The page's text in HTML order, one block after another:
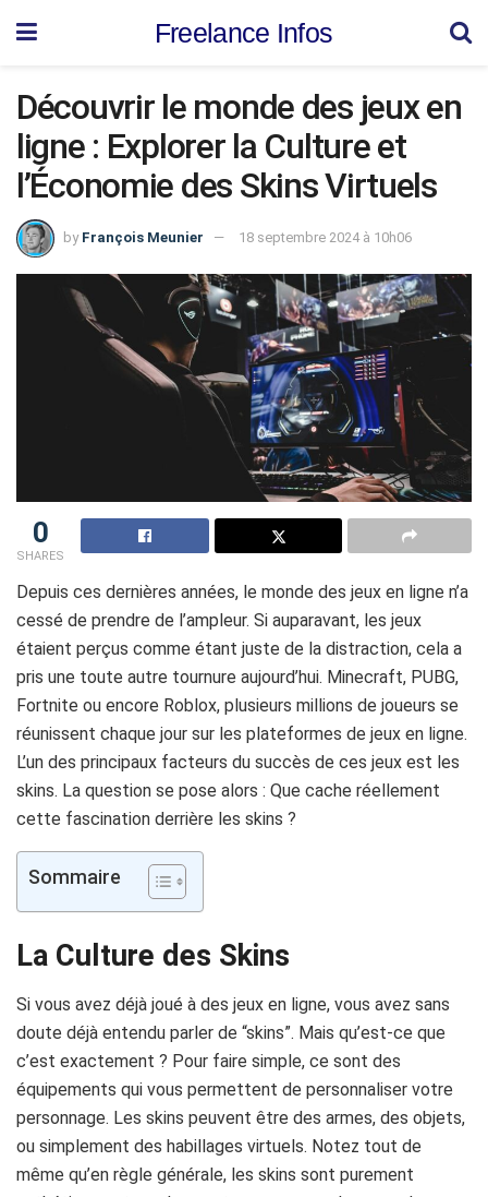
Freelance Infos
Découvrir le monde des jeux en
ligne : Explorer la Culture et
l’Économie des Skins Virtuels
by François Meunier 18 septembre 2024 à 10h06
0
SHARES
Depuis ces dernières années, le monde des jeux en ligne n’a
cessé de prendre de l’ampleur. Si auparavant, les jeux
étaient perçus comme étant juste de la distraction, cela a
pris une toute autre tournure aujourd’hui. Minecraft, PUBG,
Fortnite ou encore Roblox, plusieurs millions de joueurs se
réunissent chaque jour sur les plateformes de jeux en ligne.
L’un des principaux facteurs du succès de ces jeux est les
skins. La question se pose alors : Que cache réellement
cette fascination derrière les skins ?
Sommaire
La Culture des Skins
Si vous avez déjà joué à des jeux en ligne, vous avez sans
doute déjà entendu parler de “skins”. Mais qu’est-ce que
c’est exactement ? Pour faire simple, ce sont des
équipements qui vous permettent de personnaliser votre
personnage. Les skins peuvent être des armes, des objets,
ou simplement des habillages virtuels. Notez tout de
même qu’en règle générale, les skins sont purement